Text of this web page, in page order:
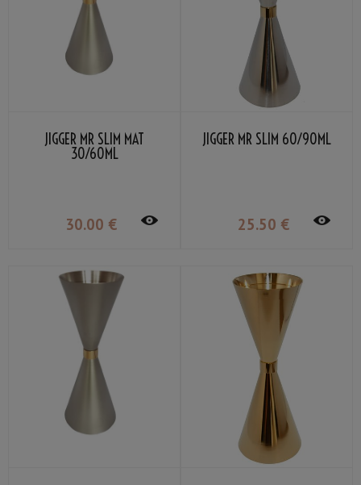
JIGGER MR SLIM MAT
30/60ML
30.00 €
JIGGER MR SLIM 60/90ML
25.50 €